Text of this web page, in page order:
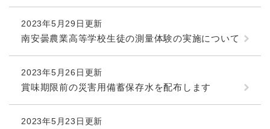
2023年5月29日更新
南安曇農業高等学校生徒の測量体験の実施について
2023年5月26日更新
賞味期限前の災害用備蓄保存水を配布します
2023年5月23日更新